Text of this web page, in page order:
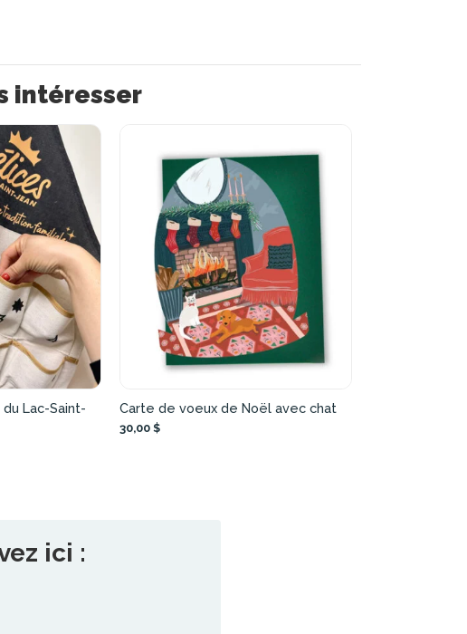
intéresser
Lac-Saint-
Carte de voeux de Noël avec chat
30,00 $
ici :